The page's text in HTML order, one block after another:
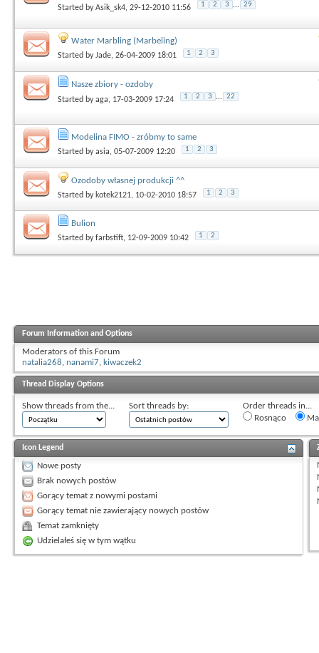
Started byAsik_sk4, 29-12-2010 11:56 1 2 3 ... 29
Water Marbling (Marbeling)
Started byJade, 26-04-2009 18:01 1 2 3
Nasze zbiory - ozdoby
Started byaga, 17-03-2009 17:24 1 2 3 ... 22
Modelina FIMO - zróbmy to same
Started byasia, 05-07-2009 12:20 1 2 3
Ozodoby własnej produkcji ^^
Started by kotek2121, 10-02-2010 18:57 1 2 3
Bulion
Started byfarbstift, 12-09-2009 10:42 1 2
Forum Information and Options
Moderators of this Forum
natalia268, nanami7, kiwaczek2
Thread Display Options
Show threads from the... Sort threads by:
Order threads in...
Rosnąco
Icon Legend
Nowe posty
Brak nowych postów
Gorący temat z nowymi postami
Gorący temat nie zawierający nowych postów
Temat zamknięty
Udzielałeś się w tym wątku